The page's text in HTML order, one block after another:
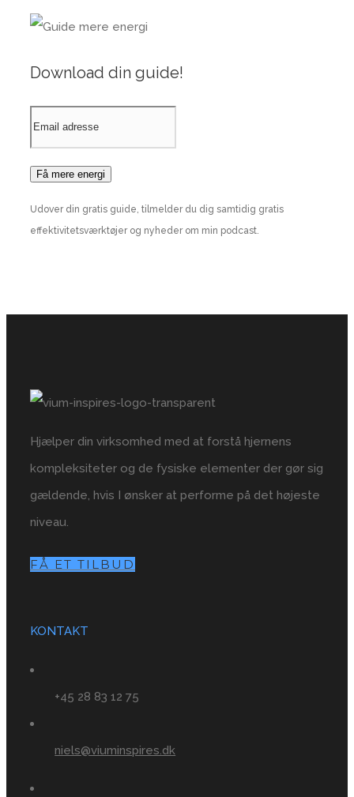
Download din guide!
Udover din gratis guide, tilmelder du dig samtidig gratis
effektivitetsværktøjer og nyheder om min podcast.
Hjælper din virksomhed med at forstå hjernens
kompleksiteter og de fysiske elementer der gør sig
gældende, hvis I ønsker at performe på det højeste
niveau.
FÅ ET TILBUD
KONTAKT
+45 28 83 12 75
niels@viuminspires.dk